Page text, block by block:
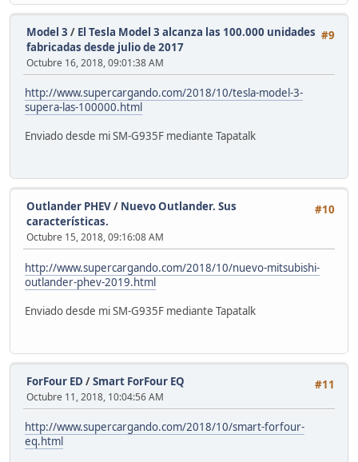
#9
Model 3 / El Tesla Model 3 alcanza las 100.000 unidades
fabricadas desde julio de 2017
Octubre 16, 2018, 09:01:38 AM
http://www.supercargando.com/2018/10/tesla-model-3-
supera-las-100000.html
Enviado desde mi SM-G935F mediante Tapatalk
#10
Outlander PHEV/ Nuevo Outlander. Sus
características.
Octubre 15, 2018, 09:16:08 AM
http://www.supercargando.com/2018/10/nuevo-mitsubishi-
outlander-phev-2019.html
Enviado desde mi SM-G935F mediante Tapatalk
#11
ForFour ED /Smart ForFour EQ
Octubre 11, 2018, 10:04:56 AM
http://www.supercargando.com/2018/10/smart-forfour-
eq.html